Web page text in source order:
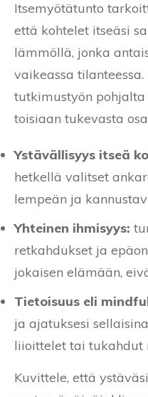
Itsemyötätunto
että kohtelet itseäsi
lämmöllä, jonka
vaikeassa
tutkimustyön
toisiaan tukevasta
Ystävällisyys itseä
hetkellä valitset
lempeän ja
Yhteinen ihmisyys:
retkahdukset ja
jokaisen elämään,
Tietoisuus eli
ja ajatuksesi
liioittelet tai tukahdut
Kuvittele, että